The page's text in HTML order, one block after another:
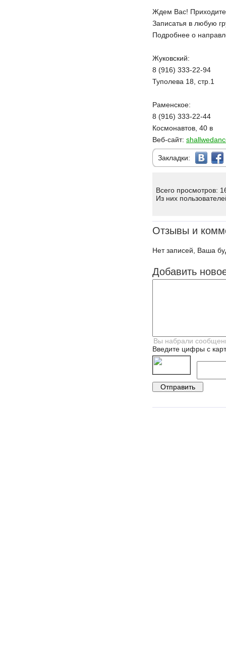
Ждем Вас! Приходите
Записатья в любую
Подробнее о
Жуковский:
8 (916) 333-22-94
Туполева 18, стр.1
Раменское:
8 (916) 333-22-44
Космонавтов, 40 в
Веб-сайт:
Закладки:
Всего просмотров:
Из них
Отзывы и
Нет записей, Ваша
Добавить
Введите цифры с